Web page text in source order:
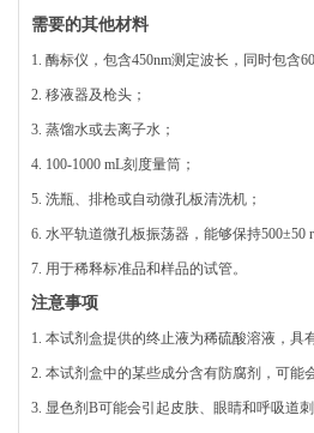
需要的其他材料
1. 酶标仪，包含450nm测定波长，同时包含
2. 移液器及枪头；
3. 蒸馏水或去离子水；
4. 100-1000 mL刻度量筒；
5. 洗瓶、排枪或自动微孔板清洗机；
6. 水平轨道微孔板振荡器，能够保持500±50
7. 用于稀释标准品和样品的试管。
注意事项
1. 本试剂盒提供的终止液为稀硫酸溶液，具
2. 本试剂盒中的某些成分含有防腐剂，可能
3. 显色剂B可能会引起皮肤、眼睛和呼吸道